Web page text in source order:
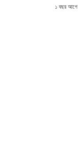
১ বছর আগে